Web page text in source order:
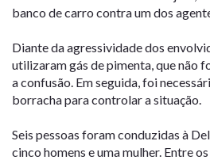
banco de carro contra um dos
Diante da agressividade dos
utilizaram gás de pimenta, que não
a confusão. Em seguida, foi
borracha para controlar a situação.
Seis pessoas foram conduzidas à
cinco homens e uma mulher. Entre